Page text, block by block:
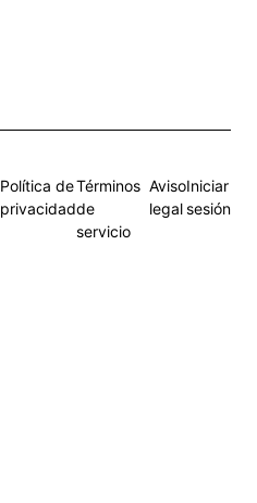
Política de
privacidad
Términos
de
servicio
Aviso
legal
Iniciar
sesión